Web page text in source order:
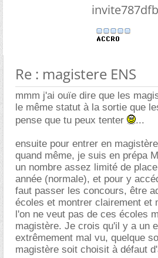
Re : magistere ENS
mmm j'ai ouïe dire que les
le même statut à la sortie que
pense que tu peux tenter
...
ensuite pour entrer en
quand même, je suis en prépa
un nombre assez limité de
année (normale), et pour y
faut passer les concours, être
écoles et montrer clairement et
l'on ne veut pas de ces écoles
magistère. Je crois qu'il y a un
extrêmement mal vu, quelque
magistère soit choisit à défaut